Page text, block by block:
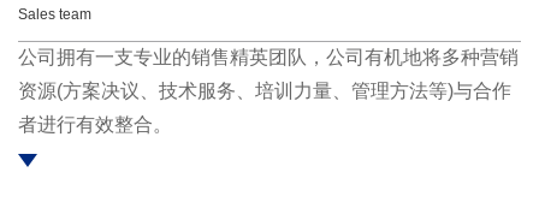
Sales team
公司拥有一支专业的销售精英团队，公司有机地将多种营销
资源(方案决议、技术服务、培训力量、管理方法等)与合作
者进行有效整合。